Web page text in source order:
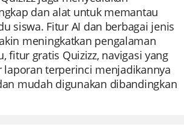
dan alat untuk memantau
siswa. Fitur AI dan berbagai jenis
meningkatkan pengalaman
fitur gratis Quizizz, navigasi yang
laporan terperinci menjadikannya
mudah digunakan dibandingkan